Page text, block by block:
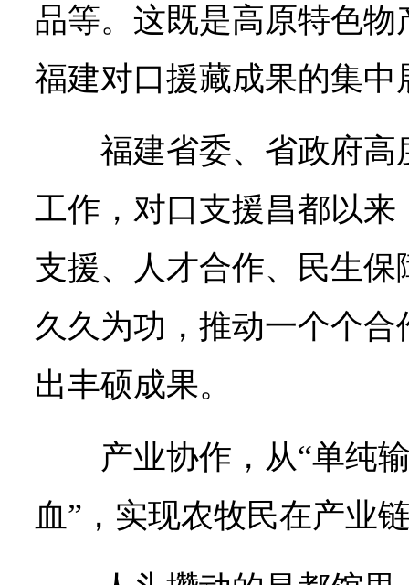
品等。这既是高原特色
福建对口援藏成果的集中
福建省委、省政府
工作，对口支援昌都以
支援、人才合作、民生
久久为功，推动一个个
出丰硕成果。
产业协作，从“单纯
血”，实现农牧民在产